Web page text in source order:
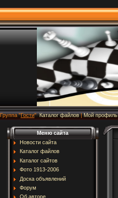
Группа"Гости" Каталог файлов |Мой профиль
Меню сайта
Новости сайта
Каталог файлов
Каталог сайтов
Фото 1913-2006
Доска объявлений
Форум
Об авторе